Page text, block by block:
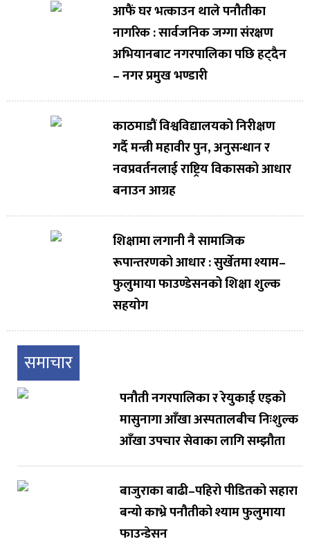
आफैं घर भत्काउन थाले पनौतीका
नागरिक : सार्वजनिक जग्गा संरक्षण
अभियानबाट नगरपालिका पछि हट्दैन
– नगर प्रमुख भण्डारी
काठमाडौं विश्वविद्यालयको निरीक्षण
गर्दै मन्त्री महावीर पुन, अनुसन्धान र
नवप्रवर्तनलाई राष्ट्रिय विकासको आधार
बनाउन आग्रह
शिक्षामा लगानी नै सामाजिक
रूपान्तरणको आधार : सुर्खेतमा श्याम–
फुलुमाया फाउण्डेसनको शिक्षा शुल्क
सहयोग
समाचार
पनौती नगरपालिका र रेयुकाई एइको
मासुनागा आँखा अस्पतालबीच निःशुल्क
आँखा उपचार सेवाका लागि सम्झौता
बाजुराका बाढी–पहिरो पीडितको सहारा
बन्यो काभ्रे पनौतीको श्याम फुलुमाया
फाउन्डेसन